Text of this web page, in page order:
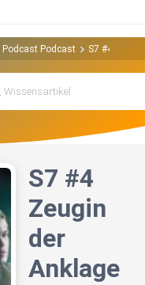
Podcast Podcast S7 #4
S7 #4
Zeugin
der
Anklage